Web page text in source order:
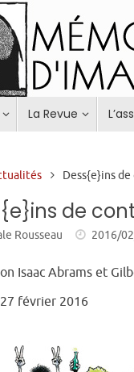
La Revue
Dess{e}ins
de
Rousseau 2016/
Isaac Abrams et
février 2016